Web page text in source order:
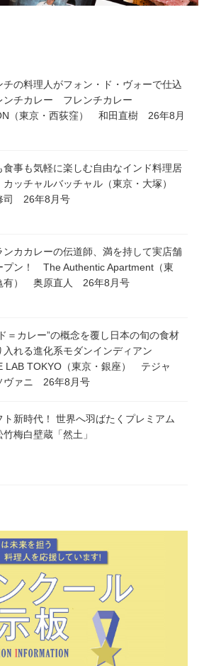
チの料理人がフォン・ド・ヴォーで仕込
ンチカレー フレンチカレー
（東京・西荻窪） 和田直樹 26年8月
食事も気軽に楽しむ自由なインド料理居
ッチャルバッチャル（東京・大塚）
司 26年8月号
ンカカレーの伝道師、満を持して実店舗
プン！ The Authentic Apartment（東
有） 奥原直人 26年8月号
＝カレー”の概念を覆し日本の旬の食材
入れる進化系モダンインディアン
LAB TOKYO（東京・銀座） テジャ
ヴァニ 26年8月号
ト新時代！ 世界へ羽ばたくプレミアム
梅白壁蔵「然土」